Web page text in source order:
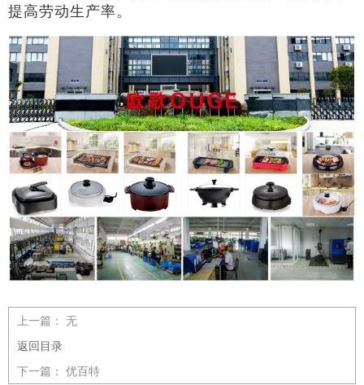
提高劳动生产率。
上一篇： 无
返回目录
下一篇： 优百特